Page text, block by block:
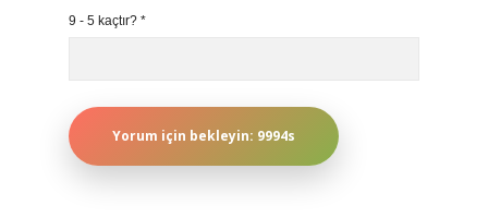
9 - 5 kaçtır? *